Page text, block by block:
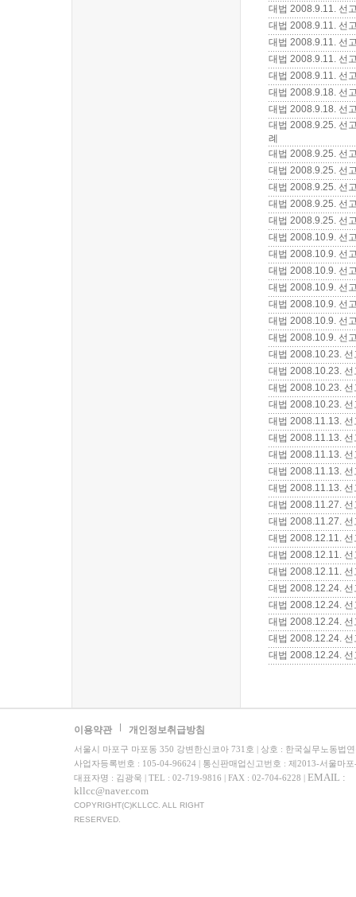
대법 2008.9.11. 선
대법 2008.9.11. 선
대법 2008.9.11. 선
대법 2008.9.11. 선
대법 2008.9.11. 선
대법 2008.9.18. 선
대법 2008.9.18. 선
대법 2008.9.25. 선
례
대법 2008.9.25. 선
대법 2008.9.25. 선
대법 2008.9.25. 선
대법 2008.9.25. 선
대법 2008.9.25. 선
대법 2008.10.9. 선
대법 2008.10.9. 선
대법 2008.10.9. 선
대법 2008.10.9. 선
대법 2008.10.9. 선
대법 2008.10.9. 선
대법 2008.10.9. 선
대법 2008.10.23.
대법 2008.10.23.
대법 2008.10.23.
대법 2008.10.23.
대법 2008.11.13.
대법 2008.11.13.
대법 2008.11.13.
대법 2008.11.13.
대법 2008.11.13.
대법 2008.11.27.
대법 2008.11.27.
대법 2008.12.11.
대법 2008.12.11.
대법 2008.12.11.
대법 2008.12.24.
대법 2008.12.24.
대법 2008.12.24.
대법 2008.12.24.
대법 2008.12.24.
이용약관 개인정보취급방침
서울시 마포구 마포동 350 강변한신코아 731호 | 상호 : 한국실무노동법
사업자등록번호 : 105-04-96624 | 통신판매업신고번호 : 제2013-서울마
대표자명 : 김광욱 | TEL : 02-719-9816 | FAX : 02-704-6228 | EMAIL :
kllcc@naver.com
COPYRIGHT(C)KLLCC. ALL RIGHT
RESERVED.